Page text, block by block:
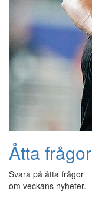
Åtta frågor
Svara på åtta frågor
om veckans nyheter.